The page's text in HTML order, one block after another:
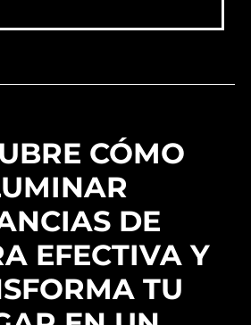
CÓMO
DE
EFECTIVA Y
TU